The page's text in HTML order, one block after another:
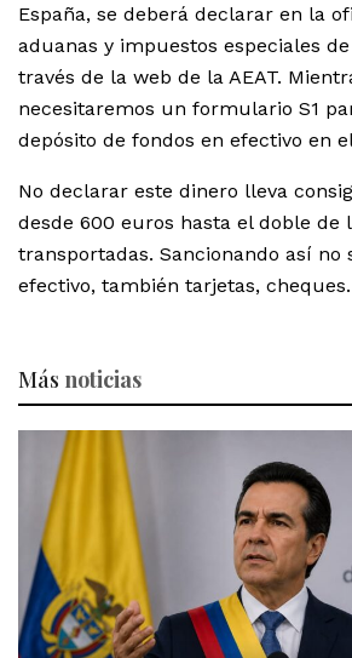
España, se deberá declarar en la
aduanas y impuestos especiales de
través de la web de la AEAT.
necesitaremos un formulario S1
depósito de fondos en efectivo en
No declarar este dinero lleva
desde 600 euros hasta el doble de
transportadas. Sancionando así no
efectivo, también tarjetas,
Más noticias